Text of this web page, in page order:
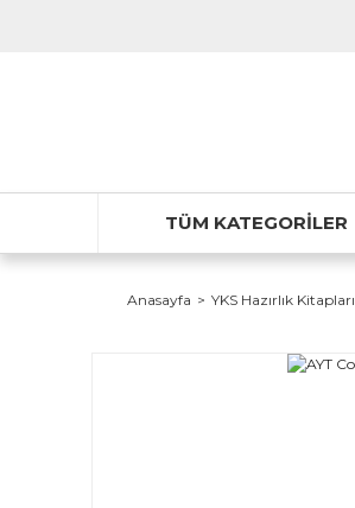
TÜM KATEGORİLER
Anasayfa YKS Hazırlık Kitapları